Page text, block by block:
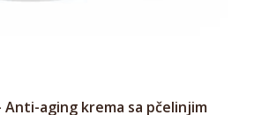
aging krema sa pčelinjim